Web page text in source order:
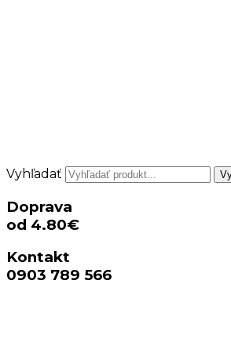
Vyhľadať
Doprava
od 4.80€
Kontakt
0903 789 566